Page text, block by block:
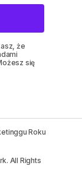
że
się
Roku
All Rights